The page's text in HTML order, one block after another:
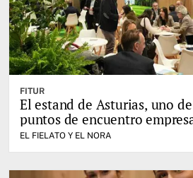
FITUR
El estand de Asturias, uno
puntos de encuentro
EL FIELATO Y EL NORA